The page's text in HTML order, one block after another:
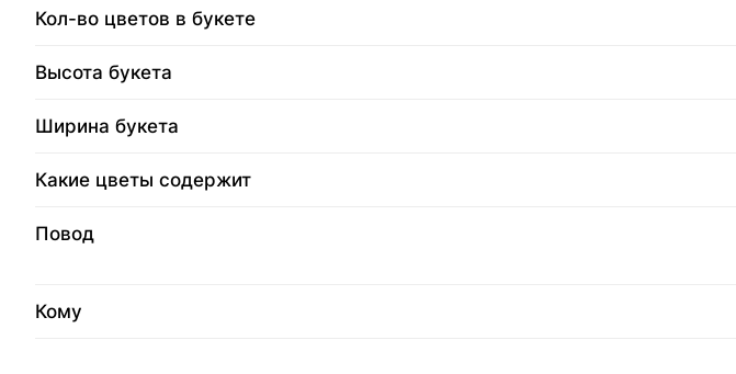
Кол-во цветов в букете
Высота букета
Ширина букета
Какие цветы содержит
Повод
Кому